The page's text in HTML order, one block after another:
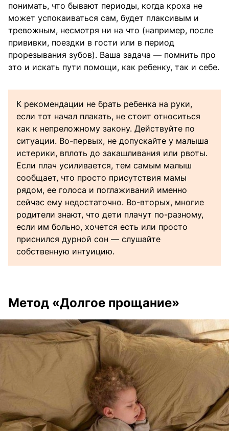
понимать, что бывают периоды, когда кроха не
может успокаиваться сам, будет плаксивым и
тревожным, несмотря ни на что (например, после
прививки, поездки в гости или в период
прорезывания зубов). Ваша задача — помнить про
это и искать пути помощи, как ребенку, так и себе.
К рекомендации не брать ребенка на руки,
если тот начал плакать, не стоит относиться
как к непреложному закону. Действуйте по
ситуации. Во-первых, не допускайте у малыша
истерики, вплоть до закашливания или рвоты.
Если плач усиливается, тем самым малыш
сообщает, что просто присутствия мамы
рядом, ее голоса и поглаживаний именно
сейчас ему недостаточно. Во-вторых, многие
родители знают, что дети плачут по-разному,
если им больно, хочется есть или просто
приснился дурной сон — слушайте
собственную интуицию.
Метод «Долгое прощание»